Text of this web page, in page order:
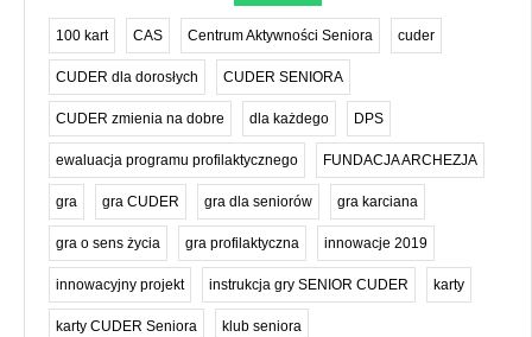
100 kart CAS Centrum Aktywności Seniora cuder
CUDER dla dorosłych CUDER SENIORA
CUDER zmienia na dobre dla każdego DPS
ewaluacja programu profilaktycznego FUNDACJA ARCHEZJA
gra gra CUDER gra dla seniorów gra karciana
gra o sens życia gra profilaktyczna innowacje 2019
innowacyjny projekt instrukcja gry SENIOR CUDER karty
karty CUDER Seniora klub seniora